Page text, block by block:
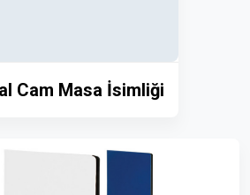
Cam Masa İsimliği